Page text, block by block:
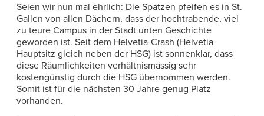
Seien wir nun mal ehrlich: Die Spatzen pfeifen es in St.
Gallen von allen Dächern, dass der hochtrabende, viel
zu teure Campus in der Stadt unten Geschichte
geworden ist. Seit dem Helvetia-Crash (Helvetia-
Hauptsitz gleich neben der HSG) ist sonnenklar, dass
diese Räumlichkeiten verhältnismässig sehr
kostengünstig durch die HSG übernommen werden.
Somit ist für die nächsten 30 Jahre genug Platz
vorhanden.